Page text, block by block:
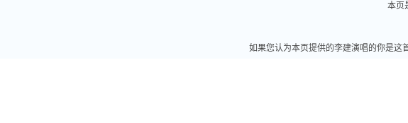
本页
如果您认为本页提供的李建演唱的你是这